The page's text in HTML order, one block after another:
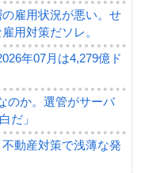
雇用状況が悪い。せ
用対策だソレ。
年07月は4,279億ド
のか。選管がサーバ
だ」
動産対策で浅薄な発